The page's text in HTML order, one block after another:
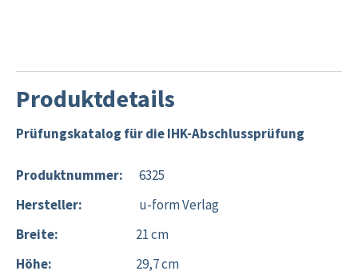
Produktdetails
Prüfungskatalog für die IHK-Abschlussprüfung
Produktnummer:
Hersteller:
6325
u-form Verlag
Breite:
Höhe:
21 cm
29,7 cm